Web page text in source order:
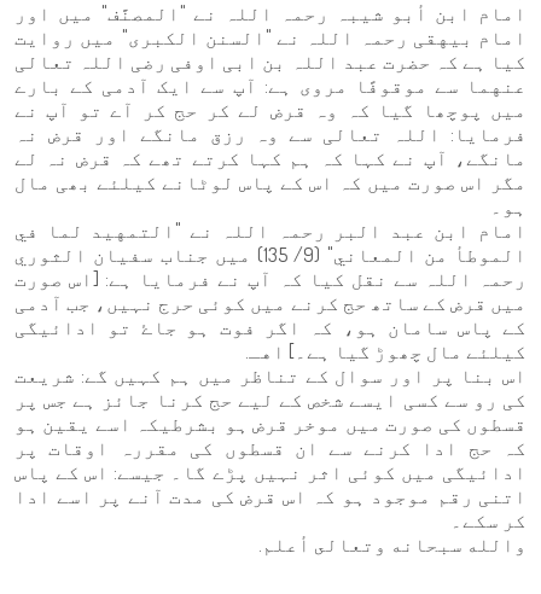
امام ابن أبو شيبہ رحمہ اللہ نے "المصنَّف" میں اور
امام بيهقی رحمہ اللہ نے "السنن الكبرى" میں روایت
کیا ہے کہ حضرت عبد اللہ بن ابی اوفی رضی اللہ تعالی
عنهما سے موقوفًا مروی ہے: آپ سے ایک آدمی کے بارے
میں پوچھا گیا کہ وہ قرض لے کر حج کر آے تو آپ نے
فرمایا: اللہ تعالی سے وہ رزق مانگے اور قرض نہ
مانگے، آپ نے کہا کہ ہم کہا کرتے تھے کہ قرض نہ لے
مگر اس صورت میں کہ اس کے پاس لوٹانے کیلئے بھی مال
ہو۔
امام ابن عبد البر رحمہ اللہ نے "التمهيد لما في
الموطأ من المعاني" (9/ 135) میں جناب سفيان الثوري
رحمہ اللہ سے نقل کیا کہ آپ نے فرمایا ہے: [اس صورت
میں قرض کے ساتھ حج کرنے میں کوئی حرج نہیں، جب آدمی
کے پاس سامان ہو، کہ اگر فوت ہو جاۓ تو ادائیگی
کیلئے مال چھوڑ گیا ہے۔] اهـ.
اس بنا پر اور سوال کے تناظر میں ہم کہیں گے: شریعت
کی رو سے کسی ایسے شخص کے لیے حج کرنا جائز ہے جس پر
قسطوں کی صورت میں موخر قرض ہو بشرطیکہ اسے یقین ہو
کہ حج ادا کرنے سے ان قسطوں کی مقررہ اوقات پر
ادائیگی میں کوئی اثر نہیں پڑے گا۔ جیسے: اس کے پاس
اتنی رقم موجود ہو کہ اس قرض کی مدت آنے پر اسے ادا
کر سکے۔
والله سبحانه وتعالى أعلم.